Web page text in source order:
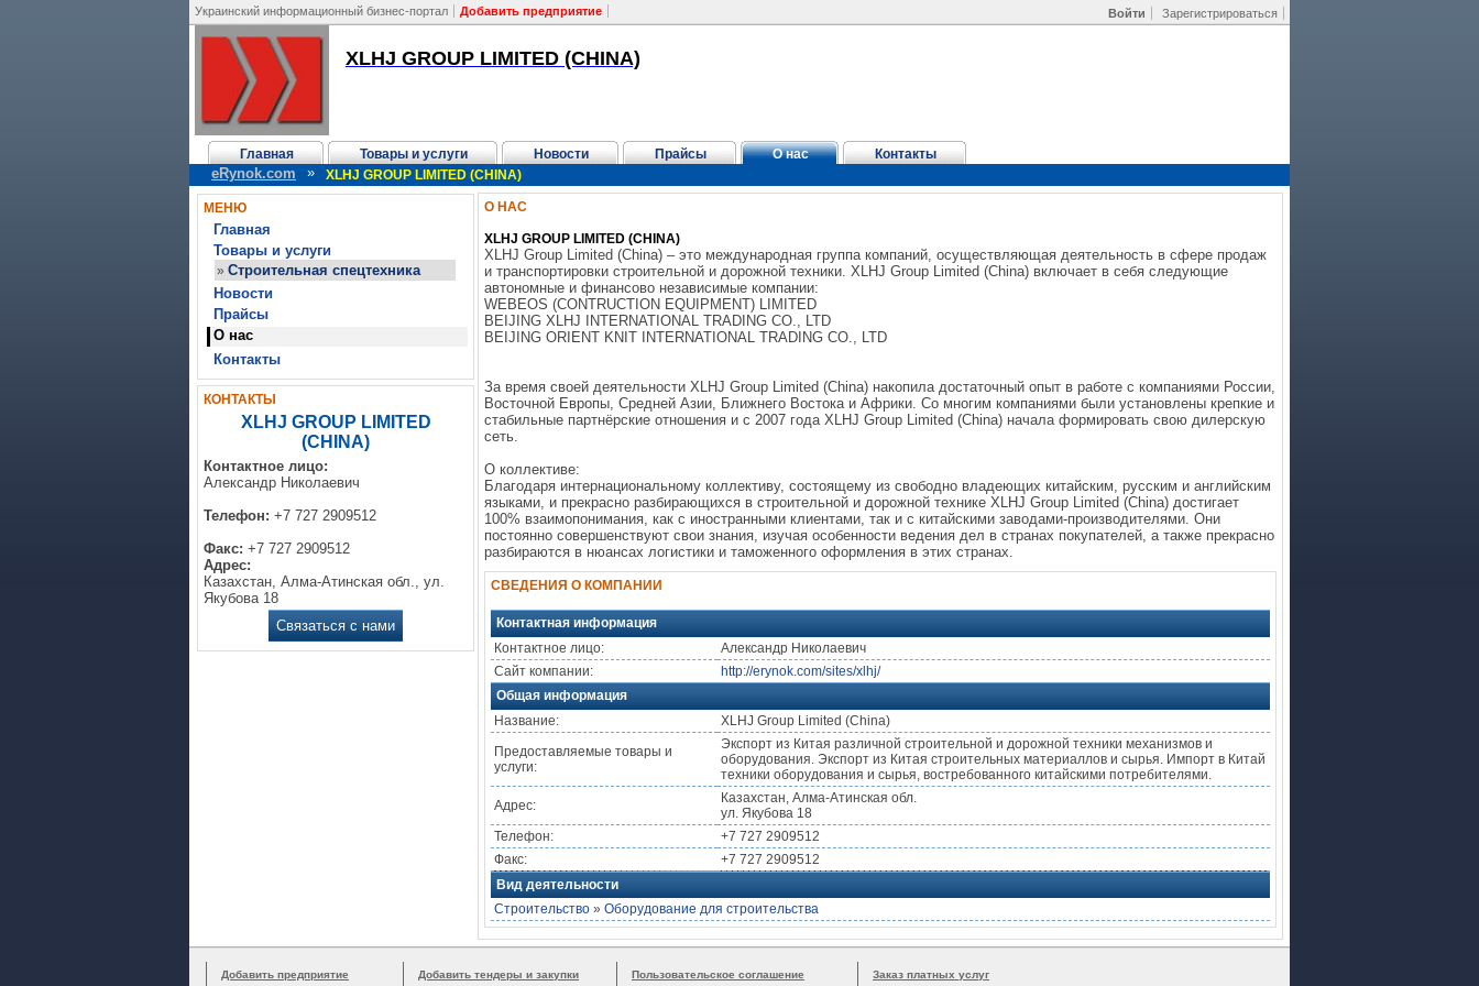
Войти Зарегистрироваться
Украинский информационный бизнес-портал Добавить предприятие
XLHJ GROUP LIMITED (CHINA)
Главная Товары и услуги Новости Прайсы О нас Контакты
eRynok.com » XLHJ GROUP LIMITED (CHINA)
МЕНЮ
Главная
Товары и услуги
» Строительная спецтехника
Новости
Прайсы
О нас
Контакты
КОНТАКТЫ
XLHJ GROUP LIMITED
(CHINA)
Контактное лицо:
Александр Николаевич
Телефон: +7 727 2909512
Факс: +7 727 2909512
Адрес:
Казахстан, Алма-Атинская обл., ул.
Якубова 18
Связаться с нами
О НАС
XLHJ GROUP LIMITED (CHINA)
XLHJ Group Limited (China) – это международная группа компаний, осуществляющая деятельность в сфере продаж
и транспортировки строительной и дорожной техники. XLHJ Group Limited (China) включает в себя следующие
автономные и финансово независимые компании:
WEBEOS (CONTRUCTION EQUIPMENT) LIMITED
BEIJING XLHJ INTERNATIONAL TRADING CO., LTD
BEIJING ORIENT KNIT INTERNATIONAL TRADING CO., LTD
За время своей деятельности XLHJ Group Limited (China) накопила достаточный опыт в работе с компаниями России,
Восточной Европы, Средней Азии, Ближнего Востока и Африки. Со многим компаниями были установлены крепкие и
стабильные партнёрские отношения и с 2007 года XLHJ Group Limited (China) начала формировать свою дилерскую
сеть.
О коллективе:
Благодаря интернациональному коллективу, состоящему из свободно владеющих китайским, русским и английским
языками, и прекрасно разбирающихся в строительной и дорожной технике XLHJ Group Limited (China) достигает
100% взаимопонимания, как с иностранными клиентами, так и с китайскими заводами-производителями. Они
постоянно совершенствуют свои знания, изучая особенности ведения дел в странах покупателей, а также прекрасно
разбираются в нюансах логистики и таможенного оформления в этих странах.
СВЕДЕНИЯ О КОМПАНИИ
Контактная информация
Контактное лицо:
Александр Николаевич
Сайт компании:
http://erynok.com/sites/xlhj/
Общая информация
Название:
XLHJ Group Limited (China)
Предоставляемые товары и
услуги:
Экспорт из Китая различной строительной и дорожной техники механизмов и
оборудования. Экспорт из Китая строительных материаллов и сырья. Импорт в Китай
техники оборудования и сырья, востребованного китайскими потребителями.
Адрес:
Казахстан, Алма-Атинская обл.
ул. Якубова 18
Телефон:
+7 727 2909512
Факс:
+7 727 2909512
Вид деятельности
Строительство » Оборудование для строительства
Добавить предприятие Добавить тендеры и закупки Пользовательское соглашение Заказ платных услуг